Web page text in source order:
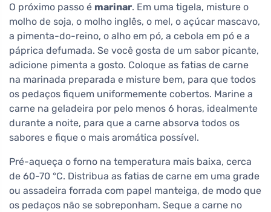
O próximo passo é marinar. Em uma tigela, misture o
molho de soja, o molho inglês, o mel, o açúcar mascavo,
a pimenta-do-reino, o alho em pó, a cebola em pó e a
páprica defumada. Se você gosta de um sabor picante,
adicione pimenta a gosto. Coloque as fatias de carne
na marinada preparada e misture bem, para que todos
os pedaços fiquem uniformemente cobertos. Marine a
carne na geladeira por pelo menos 6 horas, idealmente
durante a noite, para que a carne absorva todos os
sabores e fique o mais aromática possível.
Pré-aqueça o forno na temperatura mais baixa, cerca
de 60-70 °C. Distribua as fatias de carne em uma grade
ou assadeira forrada com papel manteiga, de modo que
os pedaços não se sobreponham. Seque a carne no